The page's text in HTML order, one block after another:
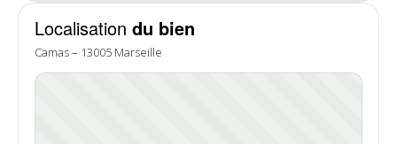
Localisation du bien
Camas – 13005 Marseille